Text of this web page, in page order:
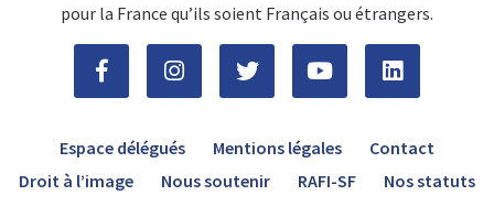
pour la France qu’ils soient Français ou étrangers.
Espace délégués Mentions légales
Contact
Droit à l’image
Nous soutenir RAFI-SF Nos statuts